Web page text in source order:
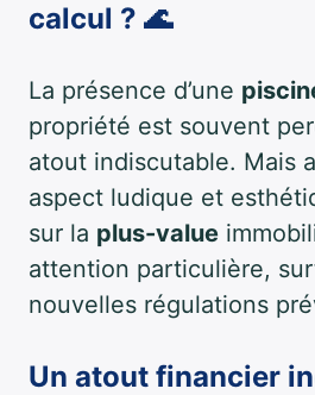
calcul ? 🌊
La présence d’une
propriété est souvent
atout indiscutable. Mais
aspect ludique et
sur la plus-value
attention particulière,
nouvelles régulations
Un atout financier